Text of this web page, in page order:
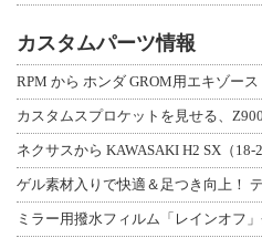
カスタムパーツ情報
ネクサスから KAWASAKI H2 SX（